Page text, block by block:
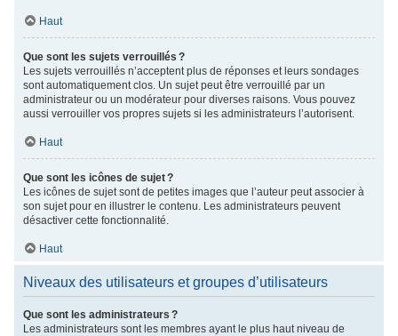
Haut
Que sont les sujets verrouillés ?
Les sujets verrouillés n’acceptent plus de réponses et leurs sondages
sont automatiquement clos. Un sujet peut être verrouillé par un
administrateur ou un modérateur pour diverses raisons. Vous pouvez
aussi verrouiller vos propres sujets si les administrateurs l’autorisent.
Haut
Que sont les icônes de sujet ?
Les icônes de sujet sont de petites images que l’auteur peut associer à
son sujet pour en illustrer le contenu. Les administrateurs peuvent
désactiver cette fonctionnalité.
Haut
Niveaux des utilisateurs et groupes d’utilisateurs
Que sont les administrateurs ?
Les administrateurs sont les membres ayant le plus haut niveau de